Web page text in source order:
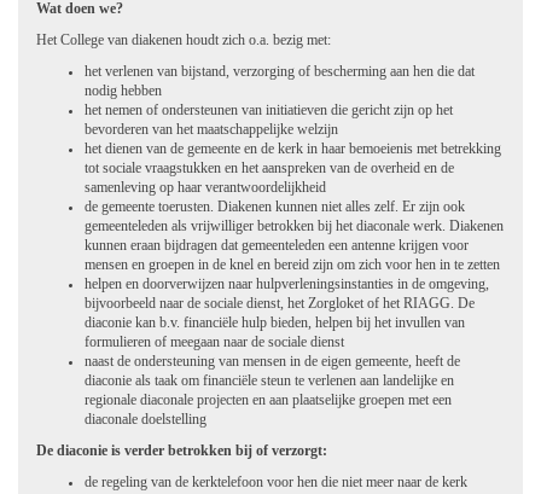
Wat doen we?
Het College van diakenen houdt zich o.a. bezig met:
het verlenen van bijstand, verzorging of bescherming aan hen die dat
nodig hebben
het nemen of ondersteunen van initiatieven die gericht zijn op het
bevorderen van het maatschappelijke welzijn
het dienen van de gemeente en de kerk in haar bemoeienis met betrekking
tot sociale vraagstukken en het aanspreken van de overheid en de
samenleving op haar verantwoordelijkheid
de gemeente toerusten. Diakenen kunnen niet alles zelf. Er zijn ook
gemeenteleden als vrijwilliger betrokken bij het diaconale werk. Diakenen
kunnen eraan bijdragen dat gemeenteleden een antenne krijgen voor
mensen en groepen in de knel en bereid zijn om zich voor hen in te zetten
helpen en doorverwijzen naar hulpverleningsinstanties in de omgeving,
bijvoorbeeld naar de sociale dienst, het Zorgloket of het RIAGG. De
diaconie kan b.v. financiële hulp bieden, helpen bij het invullen van
formulieren of meegaan naar de sociale dienst
naast de ondersteuning van mensen in de eigen gemeente, heeft de
diaconie als taak om financiële steun te verlenen aan landelijke en
regionale diaconale projecten en aan plaatselijke groepen met een
diaconale doelstelling
De diaconie is verder betrokken bij of verzorgt:
de regeling van de kerktelefoon voor hen die niet meer naar de kerk